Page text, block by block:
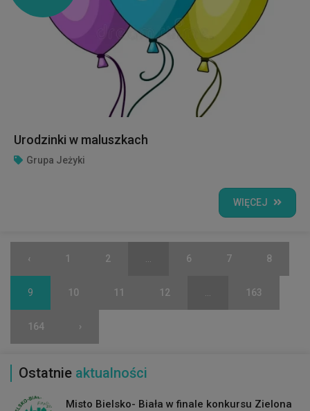
Urodzinki w maluszkach
Grupa Jeżyki
WIĘCEJ
‹ 1 2 6 7 8
9 10 11 12 163
164 ›
Ostatnie aktualności
Misto Bielsko- Biała w finale konkursu Zielona